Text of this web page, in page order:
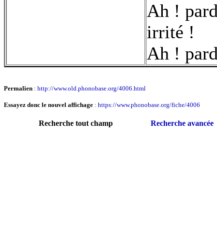
Ah !
irrité !
Ah !
Permalien : http://www.old.phonobase.org/4006.html
Essayez donc le nouvel affichage : https://www.phonobase.org/fiche/4006
Recherche tout champ Recherche avancée